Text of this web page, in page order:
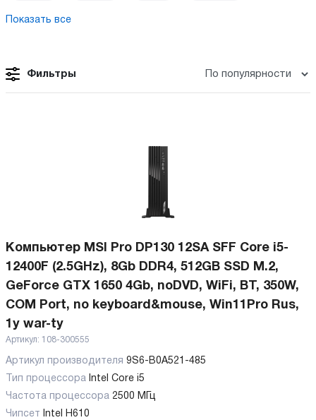
Показать все
Фильтры
Компьютер MSI Pro DP130 12SA SFF Core i5-
12400F (2.5GHz), 8Gb DDR4, 512GB SSD M.2,
GeForce GTX 1650 4Gb, noDVD, WiFi, BT, 350W,
COM Port, no keyboard&mouse, Win11Pro Rus,
1y war-ty
Артикул: 108-300555
Артикул производителя 9S6-B0A521-485
Тип процессора Intel Core i5
Частота процессора 2500 МГц
Чипсет
Intel H610